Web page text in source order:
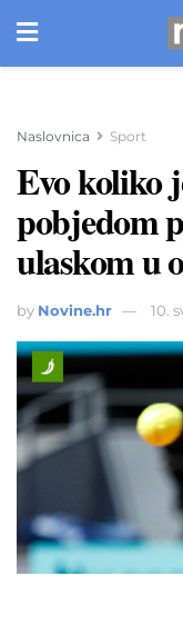
Naslovnica Sport
Evo koliko
pobjedom
ulaskom u
by Novine.hr 10.